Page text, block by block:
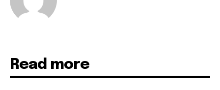
Read more